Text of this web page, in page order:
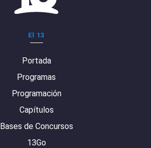
El 13
Portada
Programas
Programación
Capítulos
Bases de Concursos
13Go